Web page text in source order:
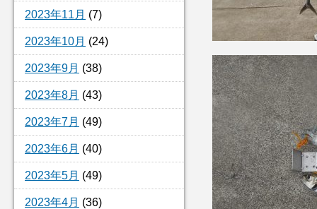
2023年11月 (7)
2023年10月 (24)
2023年9月 (38)
2023年8月 (43)
2023年7月 (49)
2023年6月 (40)
2023年5月 (49)
2023年4月 (36)